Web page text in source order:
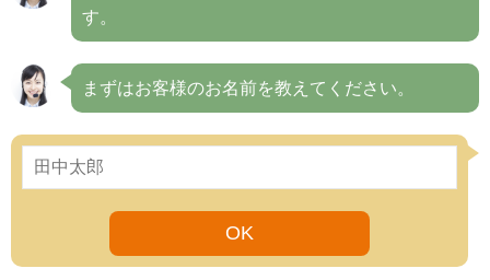
す。
まずはお客様のお名前を教えてください。
OK